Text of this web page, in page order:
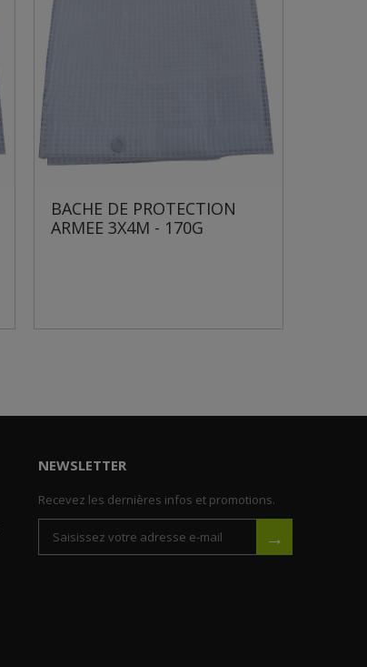
BACHE DE PROTECTION
ARMEE 2X3M - 170G
NEWSLETTER
Recevez les dernières infos et promotions.
→